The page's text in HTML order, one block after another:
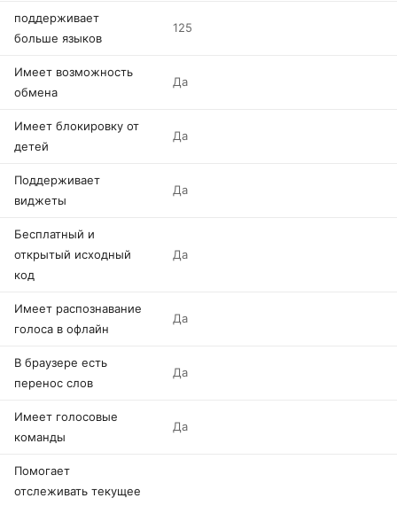
поддерживает
больше языков
125
Имеет возможность
обмена
Да
Имеет блокировку от
детей
Да
Поддерживает
виджеты
Да
Бесплатный и
открытый исходный
код
Да
Имеет распознавание
голоса в офлайн
Да
В браузере есть
перенос слов
Да
Имеет голосовые
команды
Да
Помогает
отслеживать текущее